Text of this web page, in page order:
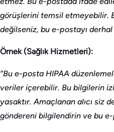
görüşlerini temsil etmeyebilir.
değilseniz, bu e-postayı
Örnek (Sağlık Hizmetleri):
“Bu e-posta HIPAA
veriler içerebilir. Bu bilgilerin
yasaktır. Amaçlanan alıcı siz
göndereni bilgilendirin ve bu e-